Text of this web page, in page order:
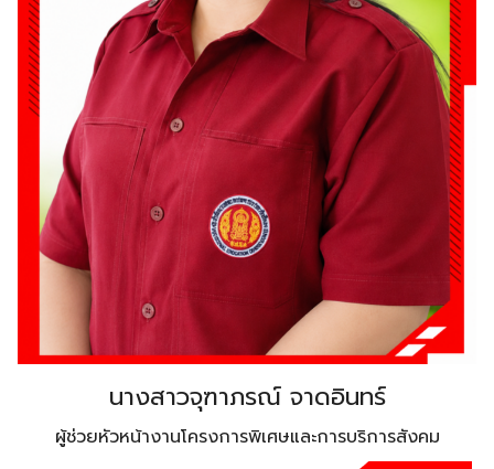
นางสาวจุฑาภรณ์ จาดอินทร์
ผู้ช่วยหัวหน้างานโครงการพิเศษและการบริการสังคม